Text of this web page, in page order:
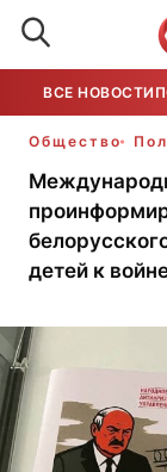
ВСЕ НОВОСТИ
Общество
детей к